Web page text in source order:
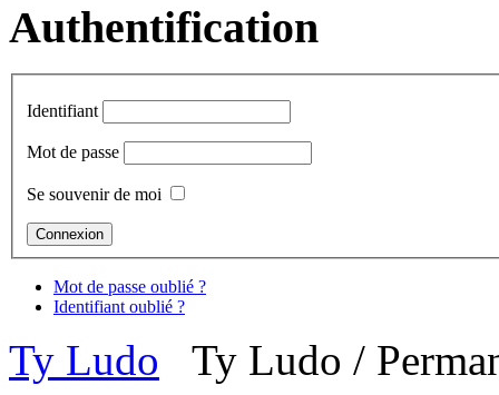
Authentification
Identifiant
Mot de passe
Se souvenir de moi
Mot de passe oublié ?
Identifiant oublié ?
Ty Ludo Ty Ludo /